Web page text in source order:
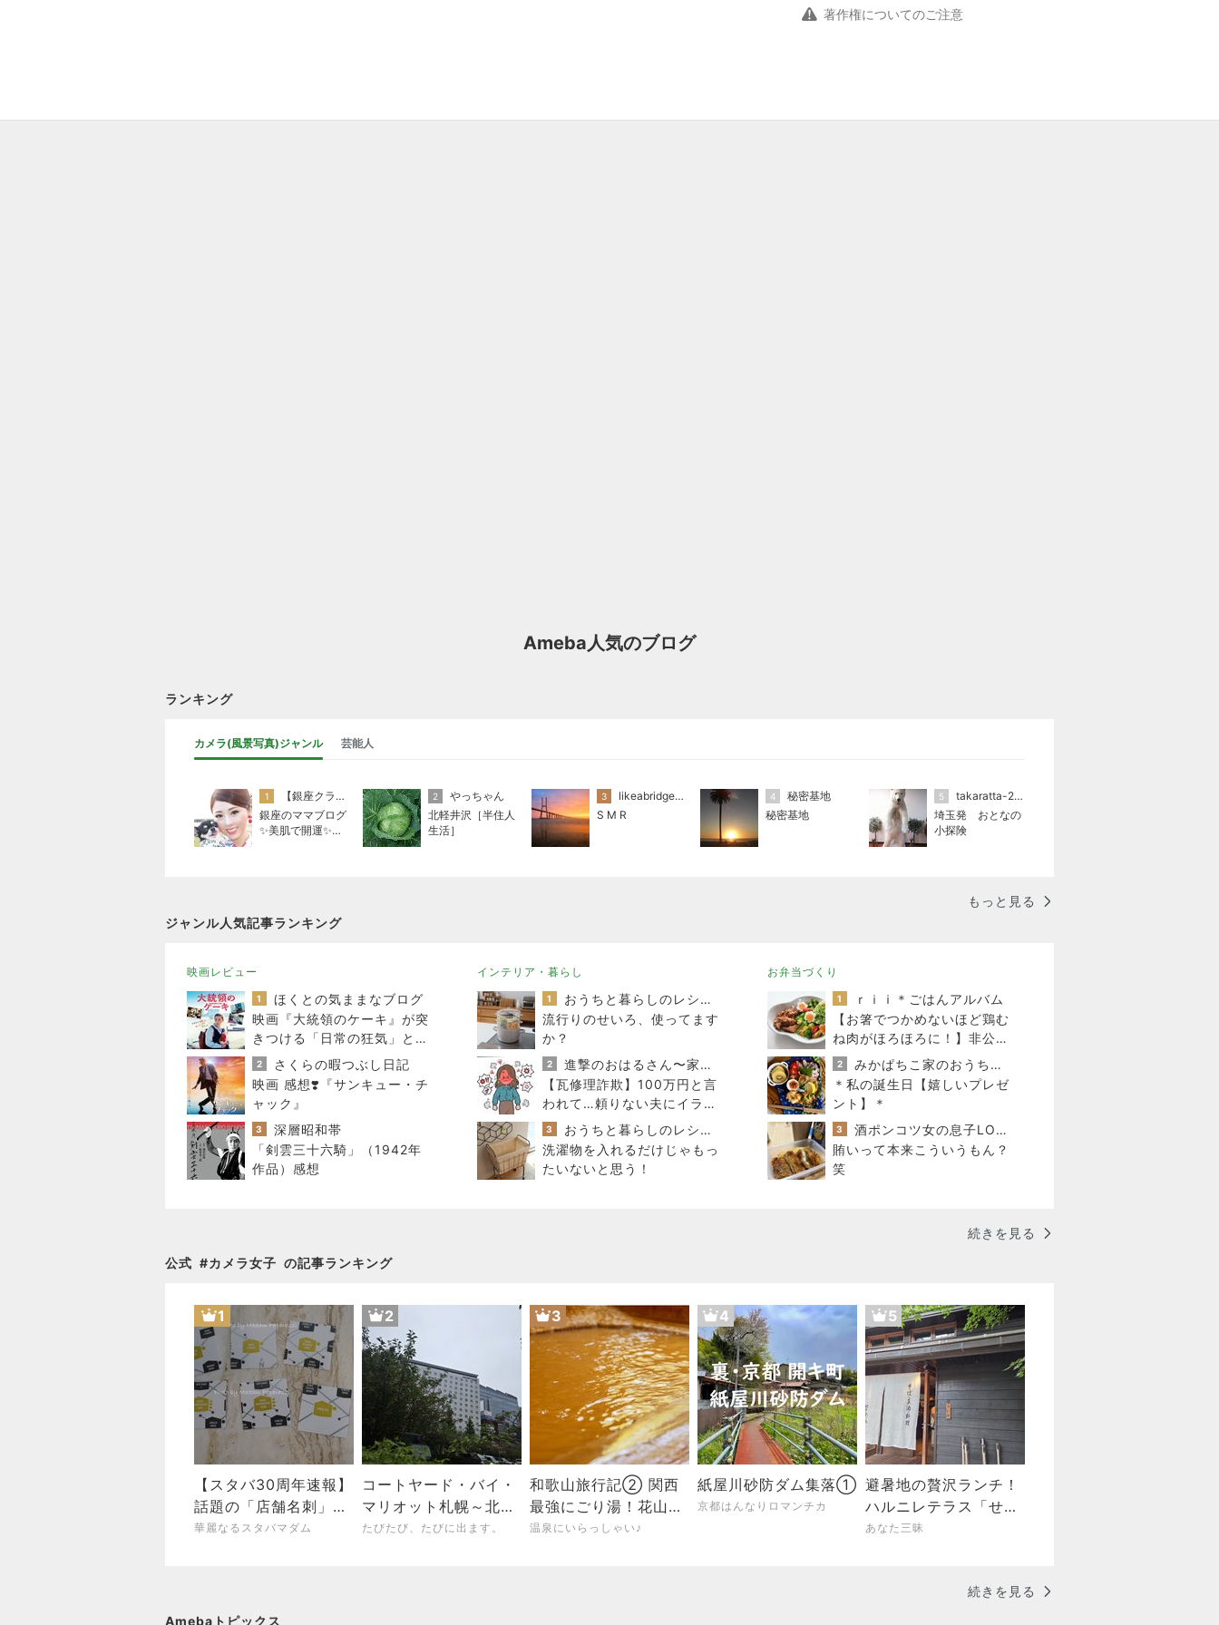
著作権についてのご注意
Ameba人気のブログ
ランキング
カメラ(風景写真)ジャンル 芸能人
1
【銀座クラブ高嶋】元OL婚約破棄から24歳で銀座ママ25歳でオーナーママ銀座 美肌で開運♡パワースポット巡り高嶋りえ子ブログ
銀座のママブログ
✨美肌で開運✨銀
ーキン コーデ
2
やっちゃん
北軽井沢［半住人
生活］
3
likeabridgeover
S M R
4
秘密基地
秘密基地
5
takaratta-2(たからった）
埼玉発 おとなの
小探険
もっと見る
ジャンル人気記事ランキング
映画レビュー
1
ほくとの気ままなブログ
映画『大統領のケーキ』が突
きつける「日常の狂気」と涙
のラスト
2
さくらの暇つぶし日記
映画 感想❣️『サンキュー・チ
ャック』
3
深層昭和帯
「剣雲三十六騎」（1942年
作品）感想
インテリア・暮らし
1
おうちと暮らしのレシピ 〜HOME&LIFE〜
流行りのせいろ、使ってます
か？
2
進撃のおはるさん〜家づくり失敗したけど私は元気です〜
【瓦修理詐欺】100万円と言
われて…頼りない夫にイライ
ラした日
3
おうちと暮らしのレシピ 〜HOME&LIFE〜
洗濯物を入れるだけじゃもっ
たいないと思う！
お弁当づくり
1
ｒｉｉ＊ごはんアルバム
【お箸でつかめないほど鶏む
ね肉がほろほろに！】非公開
クーポン貼りまくってます
2
みかぱちこ家のおうちでごはん
＊私の誕生日【嬉しいプレゼ
ント】＊
3
酒ポンコツ女の息子LOVE blog♡♡
賄いって本来こういうもん？
笑
続きを見る
公式 #カメラ女子 の記事ランキング
1
【スタバ30周年速報】
話題の「店舗名刺」は
全国でもらえる？銀座
華麗なるスタバマダム
2
コートヤード・バイ・
マリオット札幌～北海
道旅行記2026【2】～
たびたび、たびに出ます。
3
和歌山旅行記② 関西
最強にごり湯！花山温
泉 薬師の湯
温泉にいらっしゃい♪
4
紙屋川砂防ダム集落①
京都はんなりロマンチカ
5
避暑地の贅沢ランチ！
ハルニレテラス「せき
れい橋 川上庵」で絶品
あなた三昧
続きを見る
Amebaトピックス